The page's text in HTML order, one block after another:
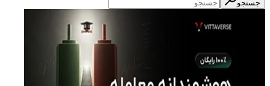
جستجو